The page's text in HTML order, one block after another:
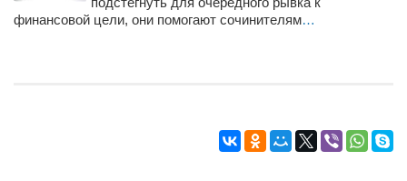
Конкурс «Колибри» 2014
финансовой цели, они помогают сочинителям…